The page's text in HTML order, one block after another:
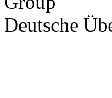
Deutsche